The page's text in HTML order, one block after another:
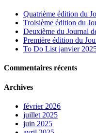
Quatrième édition du
Troisième édition du
Deuxième du Journal
Première édition du
To Do List janvier
Commentaires récents
Archives
février 2026
juillet 2025
juin 2025